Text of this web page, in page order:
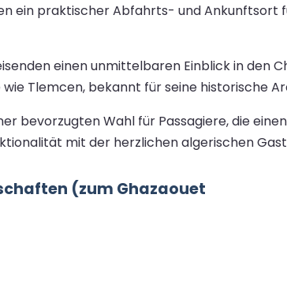
ein praktischer Abfahrts- und Ankunftsort
einen unmittelbaren Einblick in den
Tlemcen, bekannt für seine historische
bevorzugten Wahl für Passagiere, die
mit der herzlichen algerischen
(zum Ghazaouet